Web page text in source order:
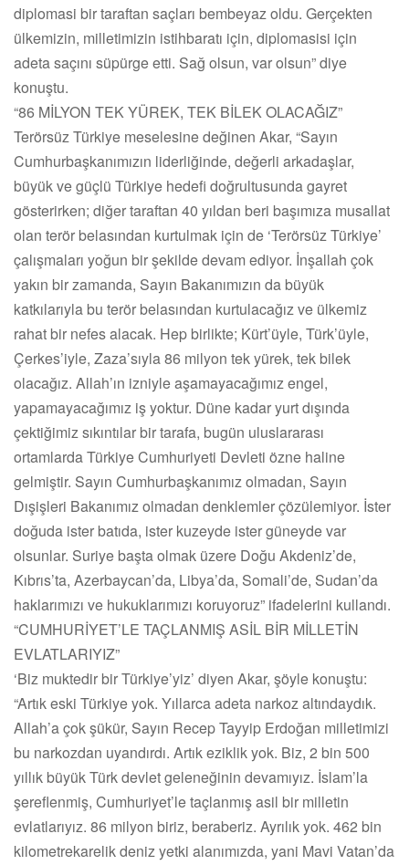
diplomasi bir taraftan saçları bembeyaz oldu. Gerçekten
ülkemizin, milletimizin istihbaratı için, diplomasisi için
adeta saçını süpürge etti. Sağ olsun, var olsun” diye
konuştu.
“86 MİLYON TEK YÜREK, TEK BİLEK OLACAĞIZ”
Terörsüz Türkiye meselesine değinen Akar, “Sayın
Cumhurbaşkanımızın liderliğinde, değerli arkadaşlar,
büyük ve güçlü Türkiye hedefi doğrultusunda gayret
gösterirken; diğer taraftan 40 yıldan beri başımıza musallat
olan terör belasından kurtulmak için de ‘Terörsüz Türkiye’
çalışmaları yoğun bir şekilde devam ediyor. İnşallah çok
yakın bir zamanda, Sayın Bakanımızın da büyük
katkılarıyla bu terör belasından kurtulacağız ve ülkemiz
rahat bir nefes alacak. Hep birlikte; Kürt’üyle, Türk’üyle,
Çerkes’iyle, Zaza’sıyla 86 milyon tek yürek, tek bilek
olacağız. Allah’ın izniyle aşamayacağımız engel,
yapamayacağımız iş yoktur. Düne kadar yurt dışında
çektiğimiz sıkıntılar bir tarafa, bugün uluslararası
ortamlarda Türkiye Cumhuriyeti Devleti özne haline
gelmiştir. Sayın Cumhurbaşkanımız olmadan, Sayın
Dışişleri Bakanımız olmadan denklemler çözülemiyor. İster
doğuda ister batıda, ister kuzeyde ister güneyde var
olsunlar. Suriye başta olmak üzere Doğu Akdeniz’de,
Kıbrıs’ta, Azerbaycan’da, Libya’da, Somali’de, Sudan’da
haklarımızı ve hukuklarımızı koruyoruz” ifadelerini kullandı.
“CUMHURİYET’LE TAÇLANMIŞ ASİL BİR MİLLETİN
EVLATLARIYIZ”
‘Biz muktedir bir Türkiye’yiz’ diyen Akar, şöyle konuştu:
“Artık eski Türkiye yok. Yıllarca adeta narkoz altındaydık.
Allah’a çok şükür, Sayın Recep Tayyip Erdoğan milletimizi
bu narkozdan uyandırdı. Artık eziklik yok. Biz, 2 bin 500
yıllık büyük Türk devlet geleneğinin devamıyız. İslam’la
şereflenmiş, Cumhuriyet’le taçlanmış asil bir milletin
evlatlarıyız. 86 milyon biriz, beraberiz. Ayrılık yok. 462 bin
kilometrekarelik deniz yetki alanımızda, yani Mavi Vatan’da